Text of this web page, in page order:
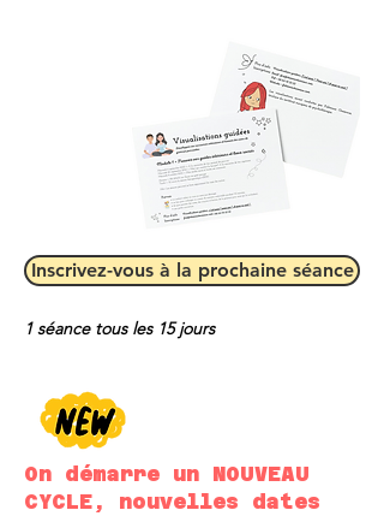
Inscrivez-vous à la prochaine séance
1 séance tous les 15 jours
On démarre un NOUVEAU
CYCLE, nouvelles dates